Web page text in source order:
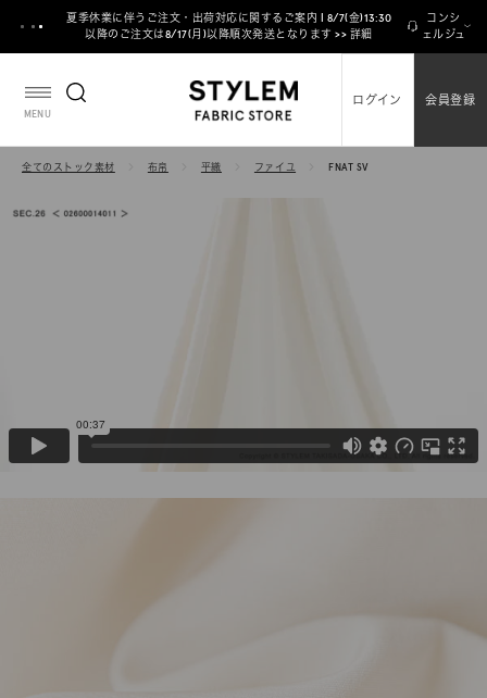
テ
夏季休業に伴うご注文・出荷対応に関するご案内 | 8/7(金)13:30
以降のご注文は8/17(月)以降順次発送となります >> 詳細
コンシ
ェルジュ
MENU
ログイン 会員登録
全てのストック素材 布帛 平織 ファイユ FNAT SV